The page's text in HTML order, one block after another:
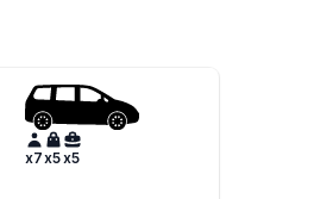
x7x5x5